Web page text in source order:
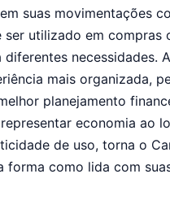
suas movimentações
utilizado em compras
necessidades.
mais organizada,
planejamento
economia ao
de uso, torna o
forma como lida com